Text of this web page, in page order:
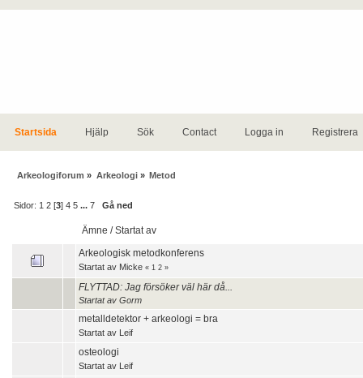
Startsida Hjälp Sök Contact Logga in Registrera
Arkeologiforum » Arkeologi» Metod
Sidor: 1 2 [3]4 5 ...7 Gå ned
Ämne /Startat av
Arkeologisk metodkonferens
Startat av Micke « 1 2 »
FLYTTAD: Jag försöker väl här då...
Startat av Gorm
metalldetektor + arkeologi = bra
Startat av Leif
osteologi
Startat av Leif